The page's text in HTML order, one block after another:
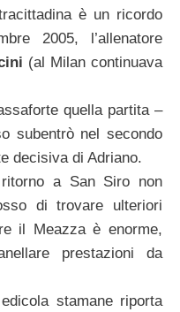
è un ricordo
2005, l’allenatore
(al Milan continuava
quella partita –
subentrò nel secondo
decisiva di Adriano.
a San Siro non
di trovare ulteriori
il Meazza è enorme,
prestazioni da
stamane riporta